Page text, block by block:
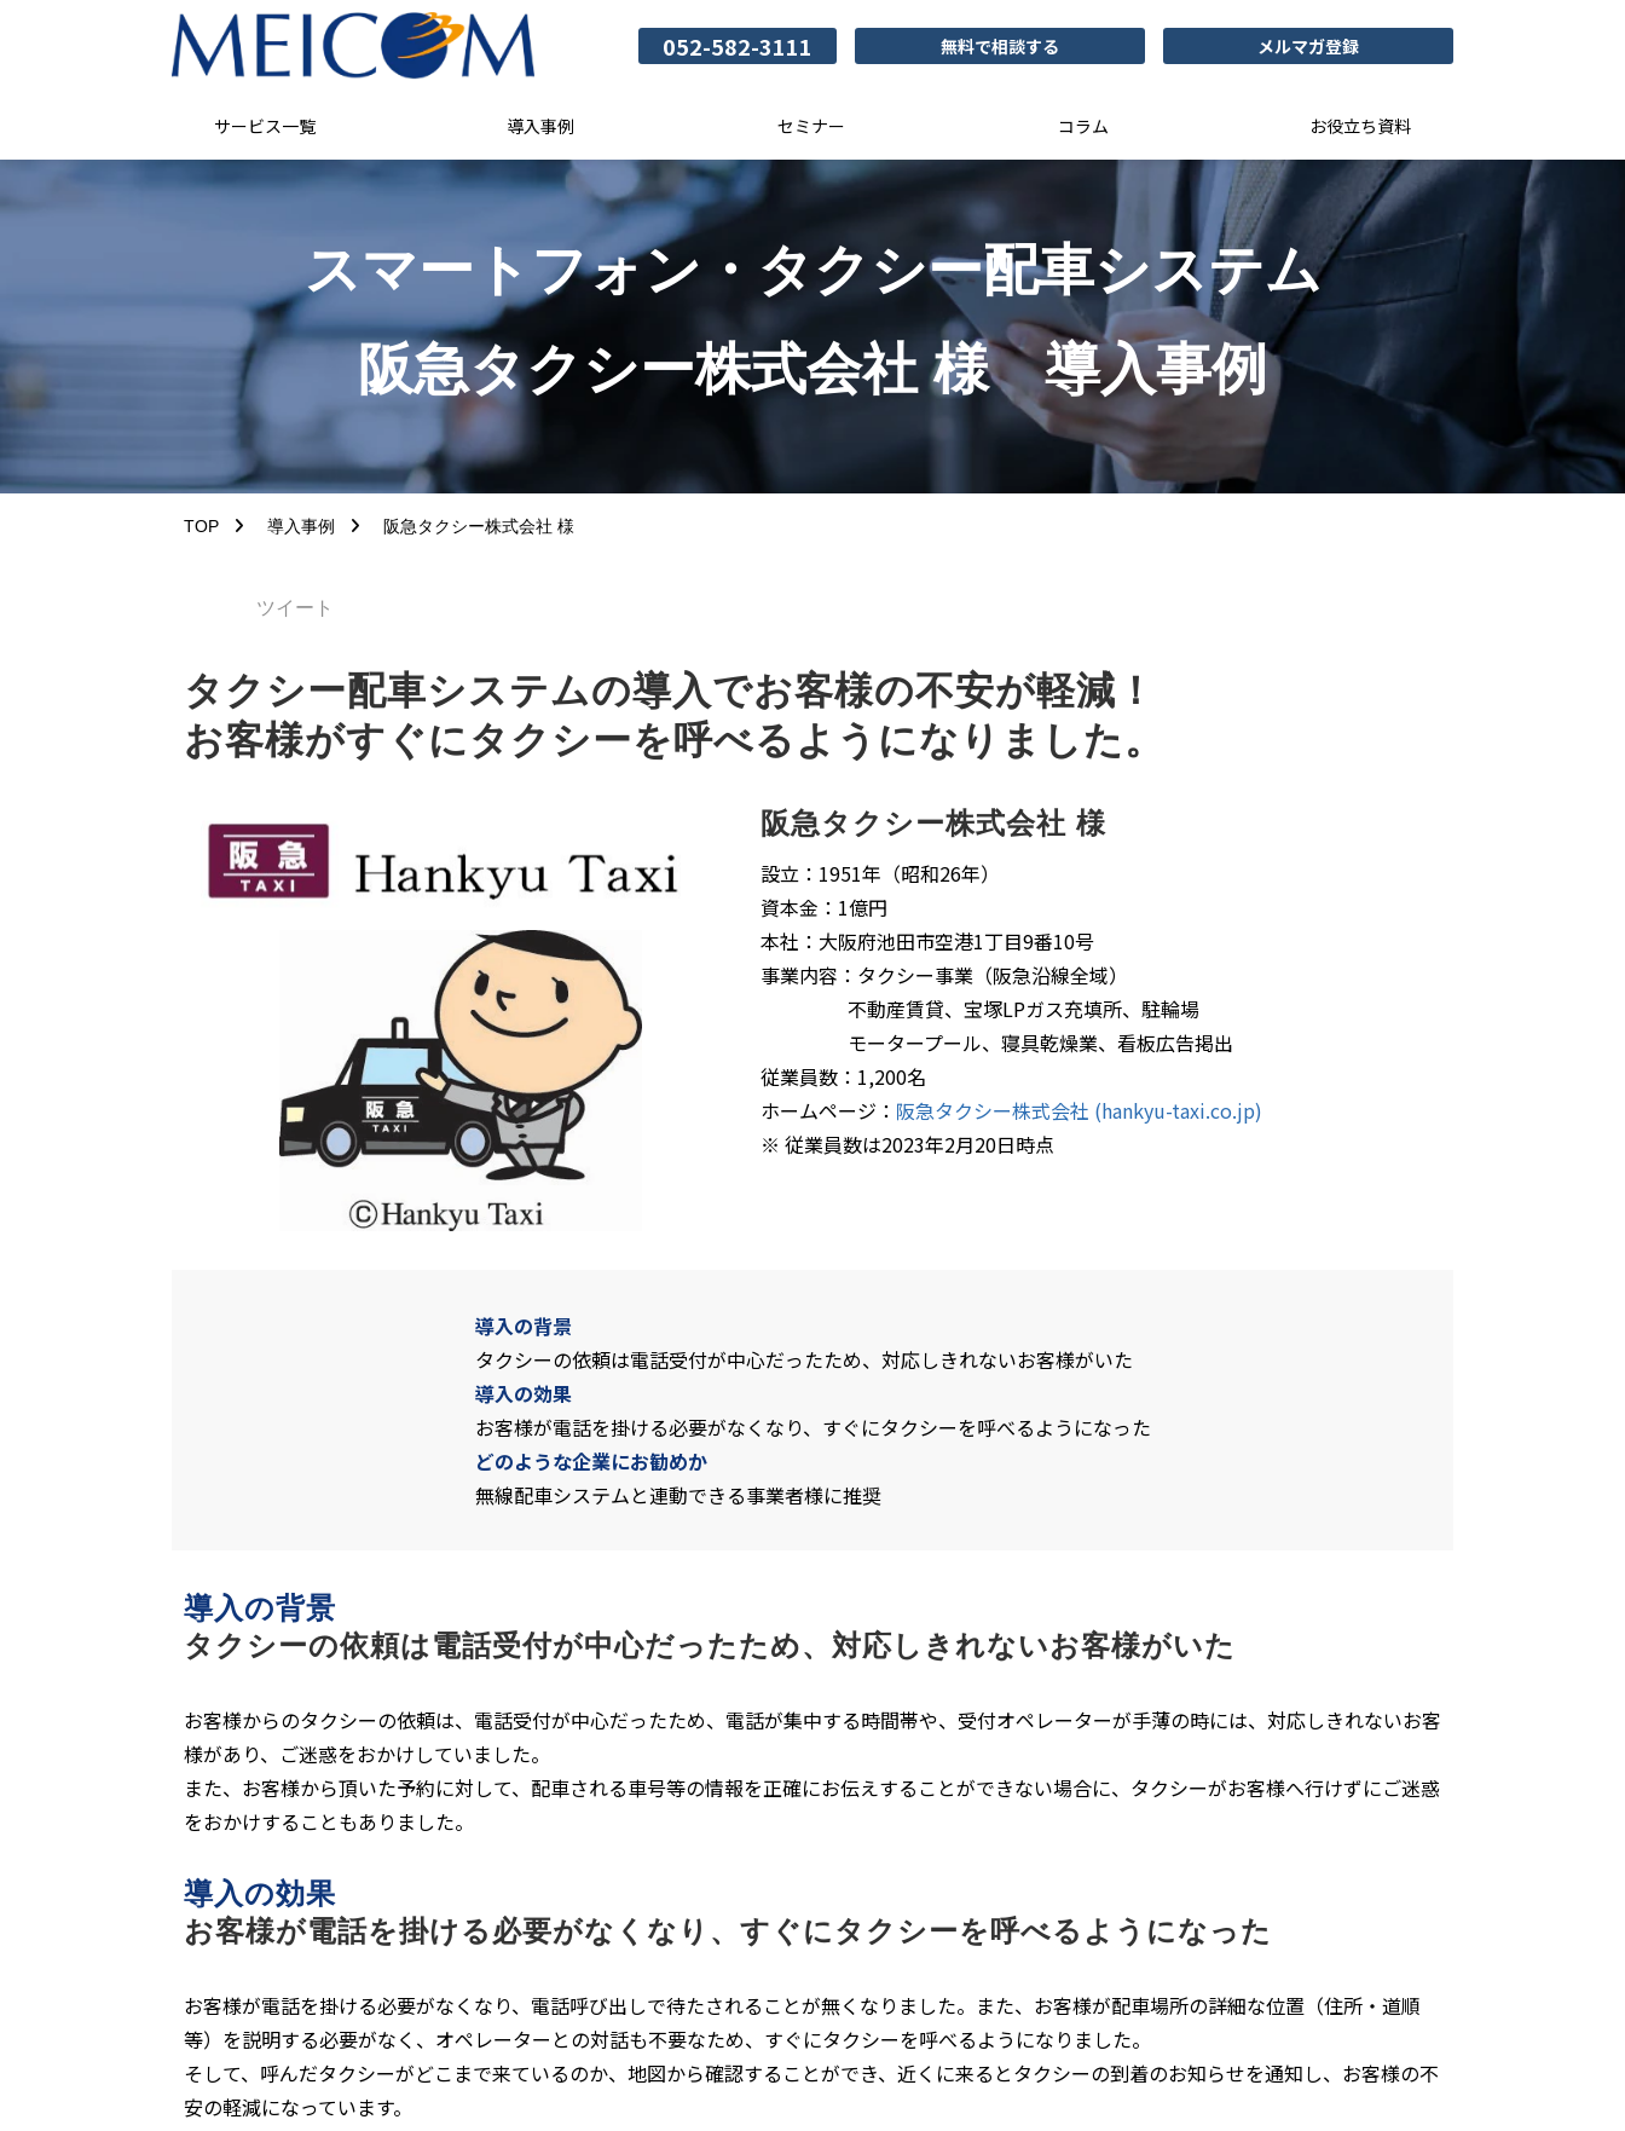
052-582-3111 無料で相談する メルマガ登録
サービス一覧 導入事例 セミナー コラム お役立ち資料
スマートフォン・タクシー配車システム
阪急タクシー株式会社 様　導入事例
TOP 導入事例 阪急タクシー株式会社 様
ツイート
タクシー配車システムの導入でお客様の不安が軽減！
お客様がすぐにタクシーを呼べるようになりました。
阪急タクシー株式会社 様
設立：1951年（昭和26年）
資本金：1億円
本社：大阪府池田市空港1丁目9番10号
事業内容：タクシー事業（阪急沿線全域）
不動産賃貸、宝塚LPガス充填所、駐輪場
モータープール、寝具乾燥業、看板広告掲出
従業員数：1,200名
ホームページ： 阪急タクシー株式会社 (hankyu-taxi.co.jp)
※ 従業員数は2023年2月20日時点
導入の背景
タクシーの依頼は電話受付が中心だったため、対応しきれないお客様がいた
導入の効果
お客様が電話を掛ける必要がなくなり、すぐにタクシーを呼べるようになった
どのような企業にお勧めか
無線配車システムと連動できる事業者様に推奨
導入の背景
タクシーの依頼は電話受付が中心だったため、対応しきれないお客様がいた
お客様からのタクシーの依頼は、電話受付が中心だったため、電話が集中する時間帯や、受付オペレーターが手薄の時には、対応しきれないお客
様があり、ご迷惑をおかけしていました。
また、お客様から頂いた予約に対して、配車される車号等の情報を正確にお伝えすることができない場合に、タクシーがお客様へ行けずにご迷惑
をおかけすることもありました。
導入の効果
お客様が電話を掛ける必要がなくなり、すぐにタクシーを呼べるようになった
お客様が電話を掛ける必要がなくなり、電話呼び出しで待たされることが無くなりました。また、お客様が配車場所の詳細な位置（住所・道順
等）を説明する必要がなく、オペレーターとの対話も不要なため、すぐにタクシーを呼べるようになりました。
そして、呼んだタクシーがどこまで来ているのか、地図から確認することができ、近くに来るとタクシーの到着のお知らせを通知し、お客様の不
安の軽減になっています。